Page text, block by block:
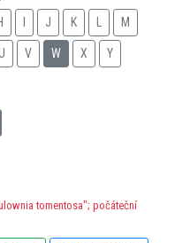
J K M
V W X Y
tomentosa"; počáteční